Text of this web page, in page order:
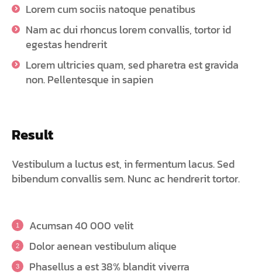
Lorem cum sociis natoque penatibus
Nam ac dui rhoncus lorem convallis, tortor id
egestas hendrerit
Lorem ultricies quam, sed pharetra est gravida
non. Pellentesque in sapien
Result
Vestibulum a luctus est, in fermentum lacus. Sed
bibendum convallis sem. Nunc ac hendrerit tortor.
Acumsan 40 000 velit
Dolor aenean vestibulum alique
Phasellus a est 38% blandit viverra